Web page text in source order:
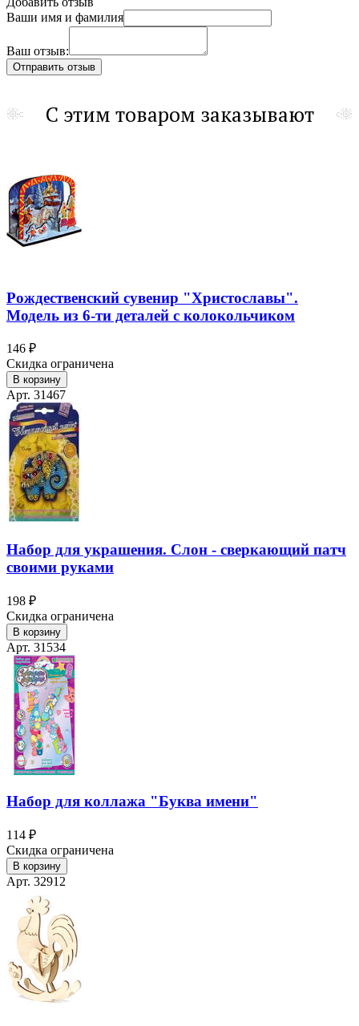
Ваши имя и фамилия
Ваш отзыв:
С этим товаром заказывают
Рождественский сувенир "Христославы".
Модель из 6-ти деталей с колокольчиком
146 ₽
Скидка ограничена
В корзину
Арт. 31467
Набор для украшения. Слон - сверкающий патч
своими руками
198 ₽
Скидка ограничена
В корзину
Арт. 31534
Набор для коллажа "Буква имени"
114 ₽
Скидка ограничена
В корзину
Арт. 32912